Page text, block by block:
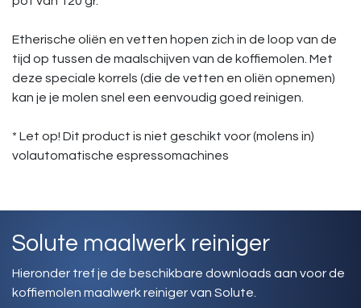
Etherische oliën en vetten hopen zich in de loop van de
tijd op tussen de maalschijven van de koffiemolen. Met
deze speciale korrels (die de vetten en oliën opnemen)
kan je je molen snel een eenvoudig goed reinigen.
* Let op! Dit product is niet geschikt voor (molens in)
volautomatische espressomachines
Solute maalwerk reiniger
Hieronder tref je de beschikbare downloads aan voor de
koffiemolen maalwerk reiniger van Solute.